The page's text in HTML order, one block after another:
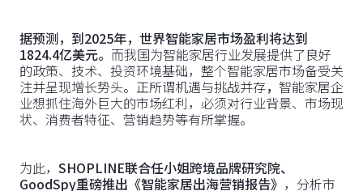
据预测，到2025年，世界智能家居市场盈利将达到
1824.4亿美元。 而我国为智能家居行业发展提供了良好
的政策、技术、投资环境基础，整个智能家居市场备受关
注并呈现增长势头。正所谓机遇与挑战并存， 智能家居企
业想抓住海外巨大的市场红利，必须对行业背景、市场现
状、消费者特征、营销趋势等有所掌握。
为此， SHOPLINE联合任小姐跨境品牌研究院、
GoodSpy重磅推出《智能家居出海营销报告》 ，分析市